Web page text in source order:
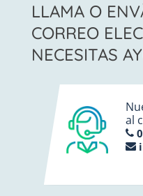
LLAMA O
CORREO
NECESITAS
al